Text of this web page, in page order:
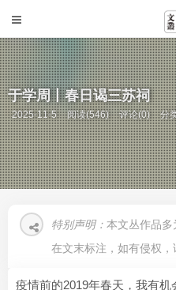
于学周丨春日谒三苏祠
2025-11-5 阅读(546) 评论(0) 分
特别声明： 本文丛作品多
在文末标注，如有侵权，
疫情前的2019年春天，我有